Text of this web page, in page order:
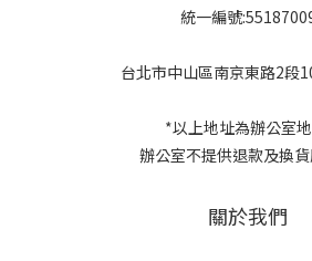
統一編號
台北市中山區南京東路2段
*以上地址為辦公室
辦公室不提供退款及換貨
關於我們